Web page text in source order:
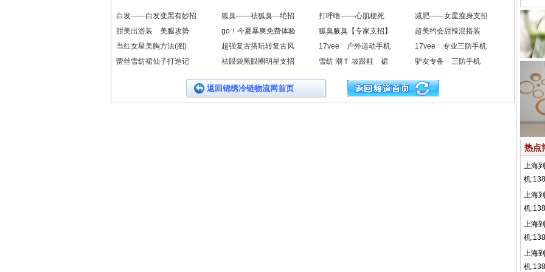
白发——白发变黑有妙招 狐臭——祛狐臭—绝招 打呼噜——心肌梗死
减肥——女星瘦身支招
甜美出游装 美腿攻势
go！今夏暴爽免费体验 狐臭腋臭【专家支招】
超美约会甜辣混搭装
当红女星美胸方法(图)
超强复古搭玩转复古风 17vee 户外运动手机
17vee 专业三防手机
蕾丝雪纺裙仙子打造记
祛眼袋黑眼圈明星支招 雪纺 潮Ｔ 坡跟鞋 裙 驴友专备 三防手机
返回锦绣冷链物流网首页
热点